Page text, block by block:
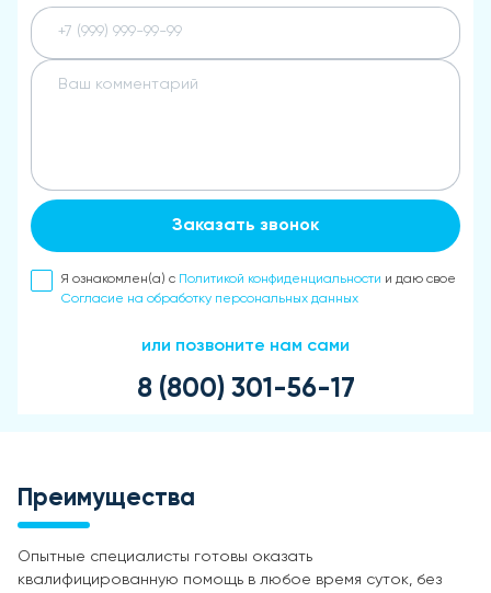
Заказать звонок
Я ознакомлен(а) с Политикой конфиденциальности и даю свое
Согласие на обработку персональных данных
или позвоните нам сами
8 (800) 301-56-17
Преимущества
Опытные специалисты готовы оказать
квалифицированную помощь в любое время суток, без